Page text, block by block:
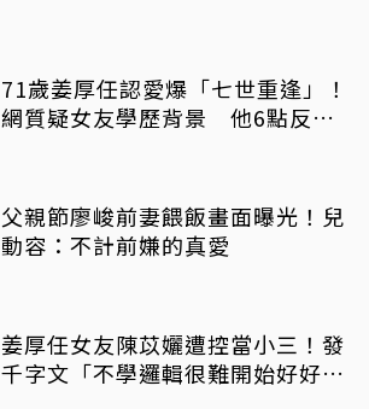
71歲姜厚任認愛爆「七世重逢」！
網質疑女友學歷背景 他6點反
父親節廖峻前妻餵飯畫面曝光！兒
動容：不計前嫌的真愛
姜厚任女友陳苡孋遭控當小三！發
千字文「不學邏輯很難開始好好